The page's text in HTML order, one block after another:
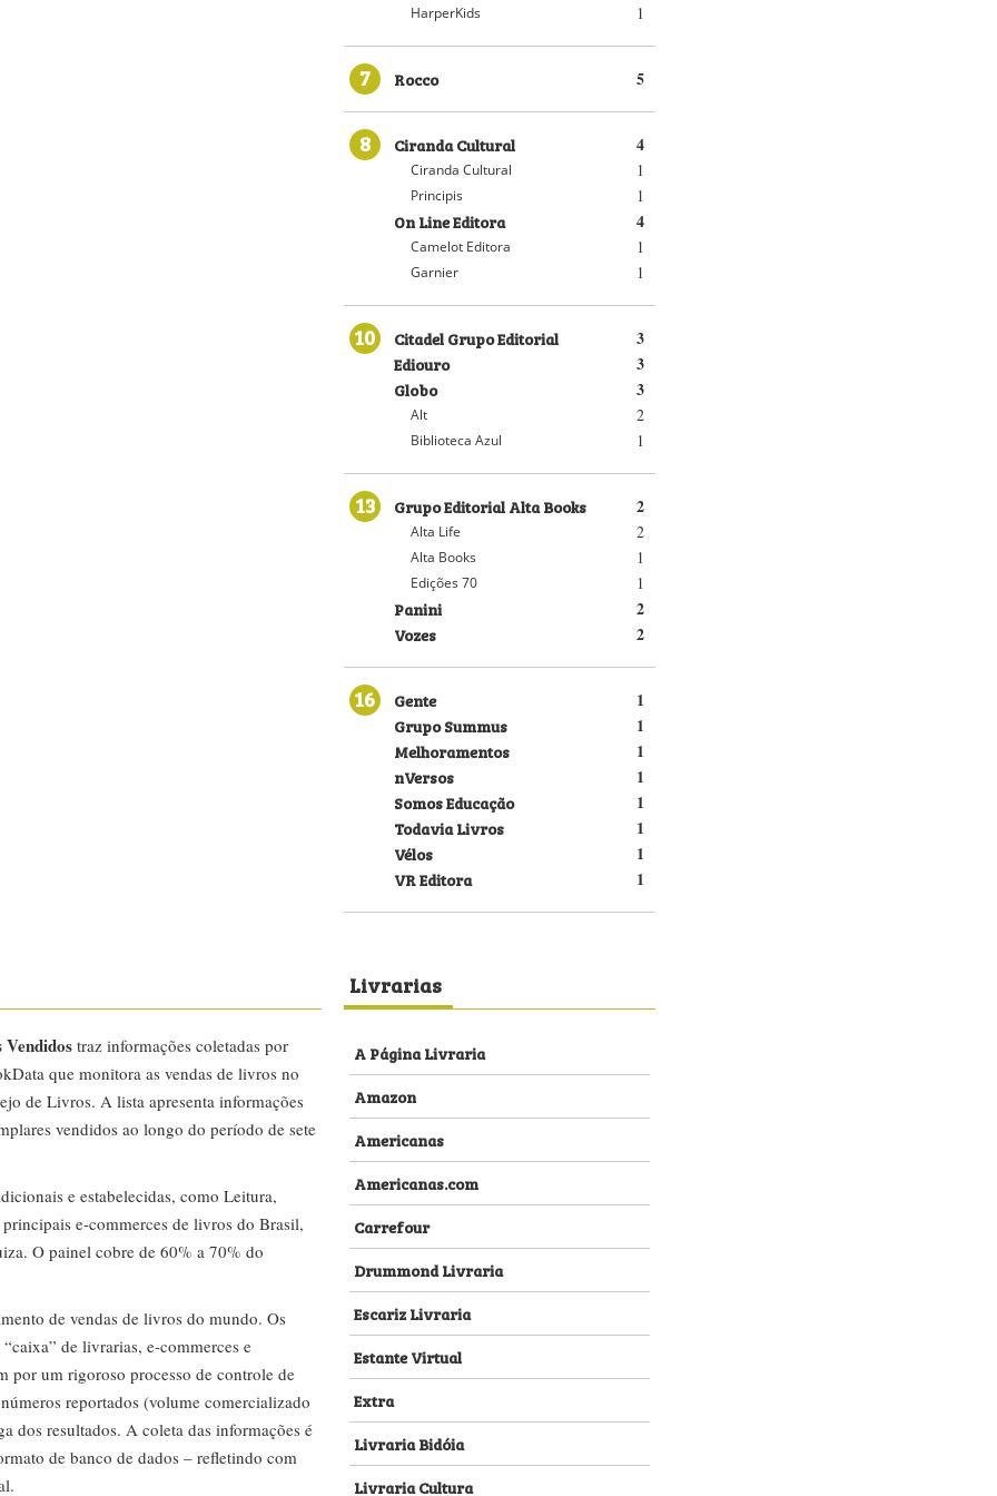
1
HarperKids
7 5
Rocco
8 4
Ciranda Cultural
1
Ciranda Cultural
1
Principis
4
On Line Editora
1
Camelot Editora
1
Garnier
10 3
Citadel Grupo Editorial
3
Ediouro
3
Globo
2
Alt
1
Biblioteca Azul
13 2
Grupo Editorial Alta Books
2
Alta Life
1
Alta Books
1
Edições 70
2
Panini
2
Vozes
16 1
Gente
1
Grupo Summus
1
Melhoramentos
1
nVersos
1
Somos Educação
1
Todavia Livros
1
Vélos
1
VR Editora
traz informações coletadas por
que monitora as vendas de livros no
de Livros. A lista apresenta informações
vendidos ao longo do período de sete
e estabelecidas, como Leitura,
e-commerces de livros do Brasil,
O painel cobre de 60% a 70% do
de vendas de livros do mundo. Os
de livrarias, e-commerces e
por um rigoroso processo de controle de
reportados (volume comercializado
dos resultados. A coleta das informações é
de banco de dados – refletindo com
Livrarias
A Página Livraria
Amazon
Americanas
Americanas.com
Carrefour
Drummond Livraria
Escariz Livraria
Estante Virtual
Extra
Livraria Bidóia
Livraria Cultura